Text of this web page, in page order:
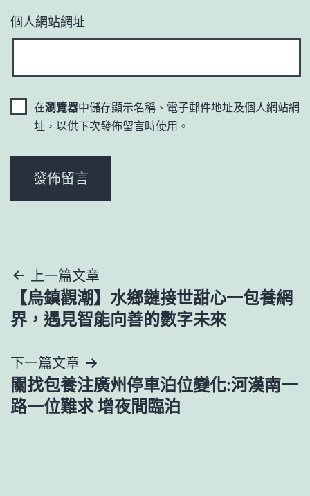
個人網站網址
在瀏覽器中儲存顯示名稱、電子郵件地址及個人網站網
址，以供下次發佈留言時使用。
文
章
覽
上一篇文章
【烏鎮觀潮】水鄉鏈接世甜心一包養網
界，遇見智能向善的數字未來
下一篇文章
關找包養注廣州停車泊位變化:河漢南一
路一位難求 增夜間臨泊